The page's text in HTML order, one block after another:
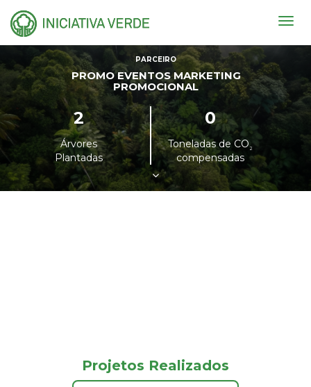
PARCEIRO
PROMO EVENTOS MARKETING
PROMOCIONAL
2
Árvores
Plantadas
0
Toneladas de CO²
compensadas
Projetos Realizados